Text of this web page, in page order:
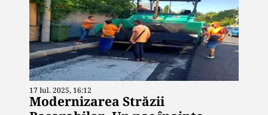
17 Iul. 2025, 16:12
Modernizarea Străzii